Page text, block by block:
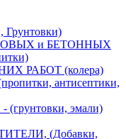
и БЕТОННЫХ
РАБОТ (колера)
антисептики,
эмали)
(Добавки,